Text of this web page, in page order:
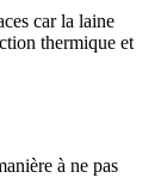
car la laine
thermique et
à ne pas